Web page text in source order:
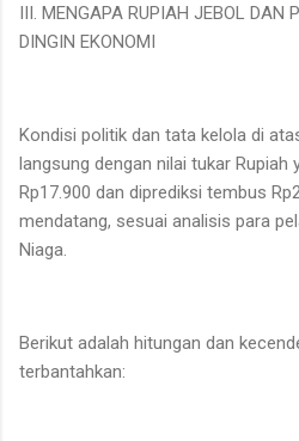
III. MENGAPA RUPIAH JEBOL DAN
DINGIN EKONOMI
Kondisi politik dan tata kelola di
langsung dengan nilai tukar Rupiah
Rp17.900 dan diprediksi tembus
mendatang, sesuai analisis para
Niaga.
Berikut adalah hitungan dan
terbantahkan: